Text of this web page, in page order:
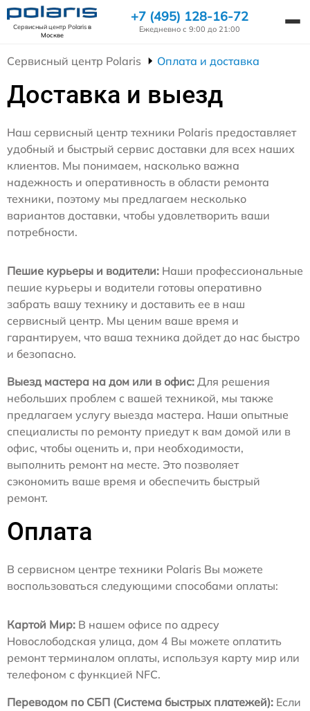
Сервисный центр Polarisв
Москве
+7 (495) 128-16-72
Ежедневно с 9:00 до 21:00
Сервисный центр Polaris Оплата и доставка
Доставка и выезд
Наш сервисный центр техники Polaris предоставляет
удобный и быстрый сервис доставки для всех наших
клиентов. Мы понимаем, насколько важна
надежность и оперативность в области ремонта
техники, поэтому мы предлагаем несколько
вариантов доставки, чтобы удовлетворить ваши
потребности.
Пешие курьеры и водители: Наши профессиональные
пешие курьеры и водители готовы оперативно
забрать вашу технику и доставить ее в наш
сервисный центр. Мы ценим ваше время и
гарантируем, что ваша техника дойдет до нас быстро
и безопасно.
Выезд мастера на дом или в офис: Для решения
небольших проблем с вашей техникой, мы также
предлагаем услугу выезда мастера. Наши опытные
специалисты по ремонту приедут к вам домой или в
офис, чтобы оценить и, при необходимости,
выполнить ремонт на месте. Это позволяет
сэкономить ваше время и обеспечить быстрый
ремонт.
Оплата
В сервисном центре техники Polaris Вы можете
воспользоваться следующими способами оплаты:
Картой Мир: В нашем офисе по адресу
Новослободская улица, дом 4 Вы можете оплатить
ремонт терминалом оплаты, используя карту мир или
телефоном с функцией NFC.
Переводом по СБП (Система быстрых платежей): Если